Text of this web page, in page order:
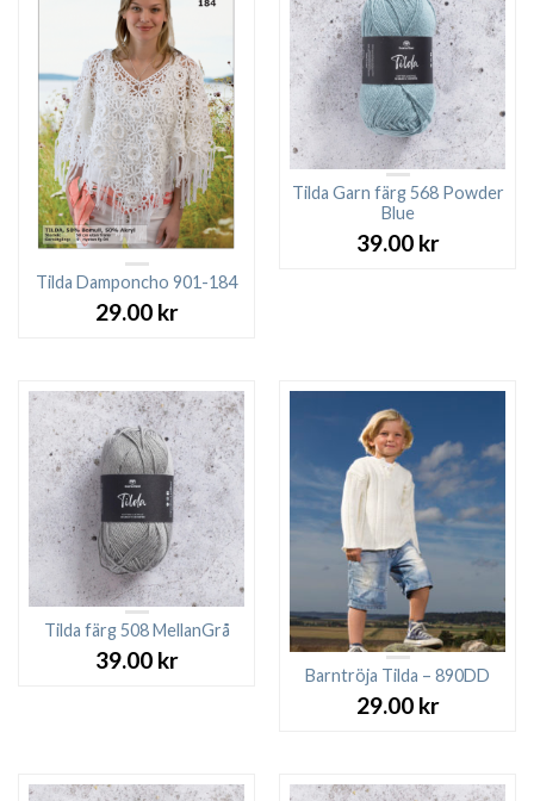
Tilda Damponcho 901-184
29.00 kr
Tilda Garn färg 568 Powder
Blue
39.00 kr
Tilda färg 508 MellanGrå
39.00 kr
Barntröja Tilda – 890DD
29.00 kr